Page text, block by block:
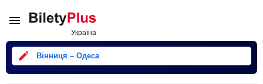
Вінниця – Одеса